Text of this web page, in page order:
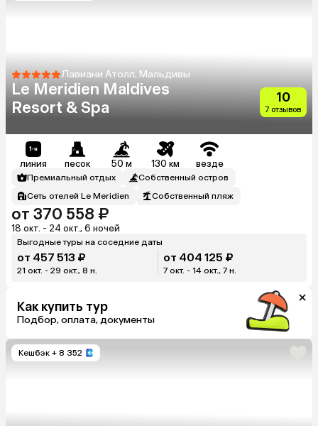
Лавиани Атолл, Мальдивы
Le Meridien Maldives
Resort & Spa
10
7 отзывов
линия песок 50 м 130 км везде
Премиальный отдых
Собственный остров
Сеть отелей Le Meridien
Собственный пляж
от 370 558 ₽
18 окт. - 24 окт., 6 ночей
Выгодные туры на соседние даты
от 457 513 ₽
21 окт. - 29 окт., 8 н.
от 404 125 ₽
7 окт. - 14 окт., 7 н.
Как купить тур
Подбор, оплата, документы
Кешбэк + 8 352